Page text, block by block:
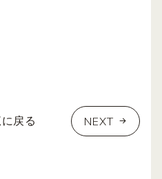
戻る NEXT